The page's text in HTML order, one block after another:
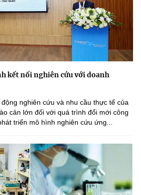
kết nối nghiên cứu với doanh
nghiên cứu và nhu cầu thực tế của
cản lớn đối với quá trình đổi mới công
triển mô hình nghiên cứu ứng...